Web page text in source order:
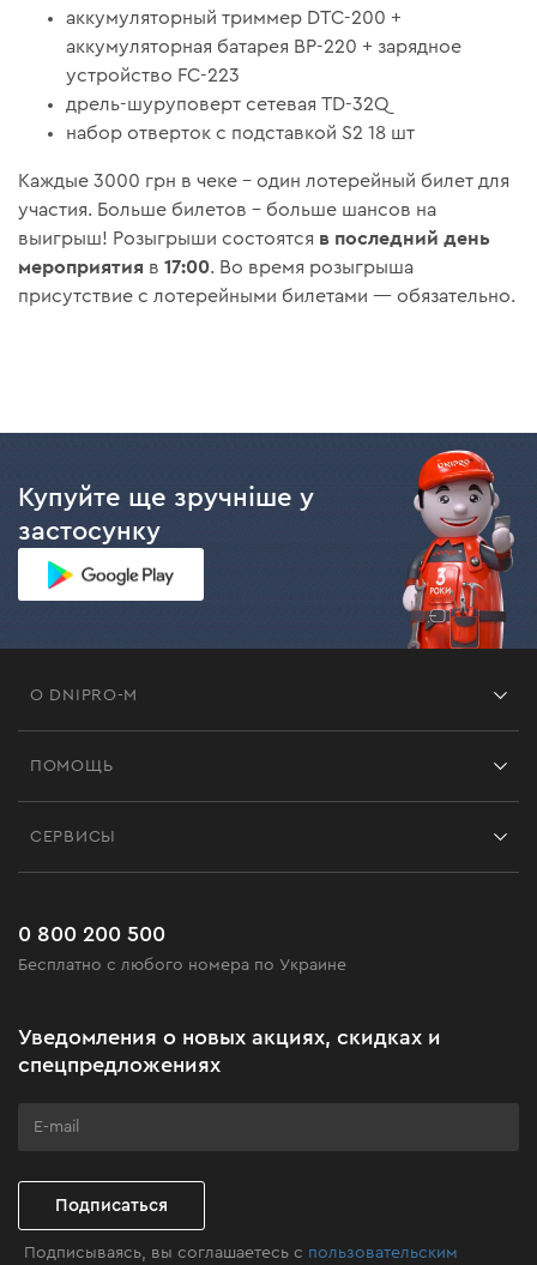
аккумуляторный триммер DTC-200 +
аккумуляторная батарея BP-220 + зарядное
устройство FC-223
дрель-шуруповерт сетевая TD-32Q
набор отверток с подставкой S2 18 шт
Каждые 3000 грн в чеке – один лотерейный билет для
участия. Больше билетов – больше шансов на
выигрыш! Розыгрыши состоятся в последний день
мероприятия в17:00. Во время розыгрыша
присутствие с лотерейными билетами — обязательно.
Купуйте ще зручніше у
застосунку
О DNIPRO-M
Черная пятница
Клуб мастерства
ПОМОЩЬ
Часто задаваемые вопросы
СЕРВИСЫ
0 800 200 500
Бесплатно с любого номера по Украине
Уведомления о новых акциях, скидках и
спецпредложениях
Подписаться
Подписываясь, вы соглашаетесь с пользовательским